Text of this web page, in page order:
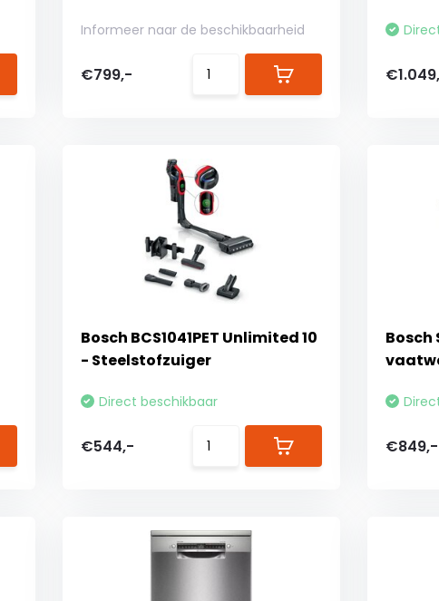
Informeer naar de beschikbaarheid
€799,-
Bosch BCS1041PET Unlimited 10
- Steelstofzuiger
Direct beschikbaar
€544,-
Bosch
€849,-